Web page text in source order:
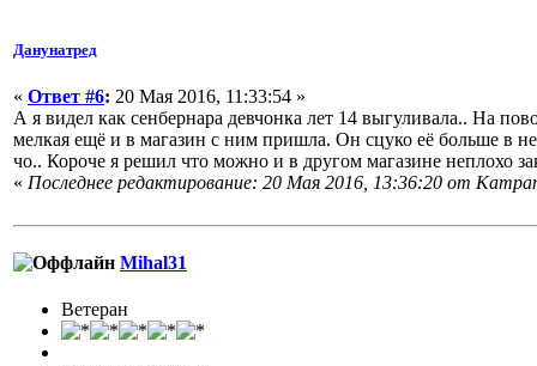
Данунатред
« Ответ #6: 20 Мая 2016, 11:33:54 »
А я видел как сенбернара девчонка лет 14 выгуливала.. На
мелкая ещё и в магазин с ним пришла. Он сцуко её больше в
чо.. Короче я решил что можно и в другом магазине неплохо
« Последнее редактирование: 20 Мая 2016, 13:36:20 от
Mihal31
Ветеран